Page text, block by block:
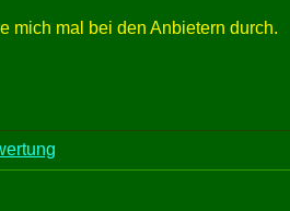
mich mal bei den Anbietern durch.